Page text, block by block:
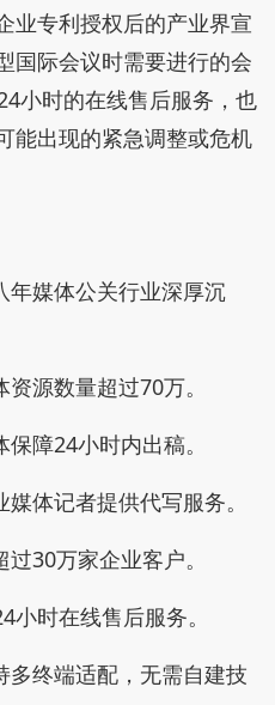
业专利授权后的产业界宣
国际会议时需要进行的会
小时的在线售后服务，也
能出现的紧急调整或危机
媒体公关行业深厚沉
源数量超过70万。
障24小时内出稿。
体记者提供代写服务。
30万家企业客户。
时在线售后服务。
终端适配，无需自建技